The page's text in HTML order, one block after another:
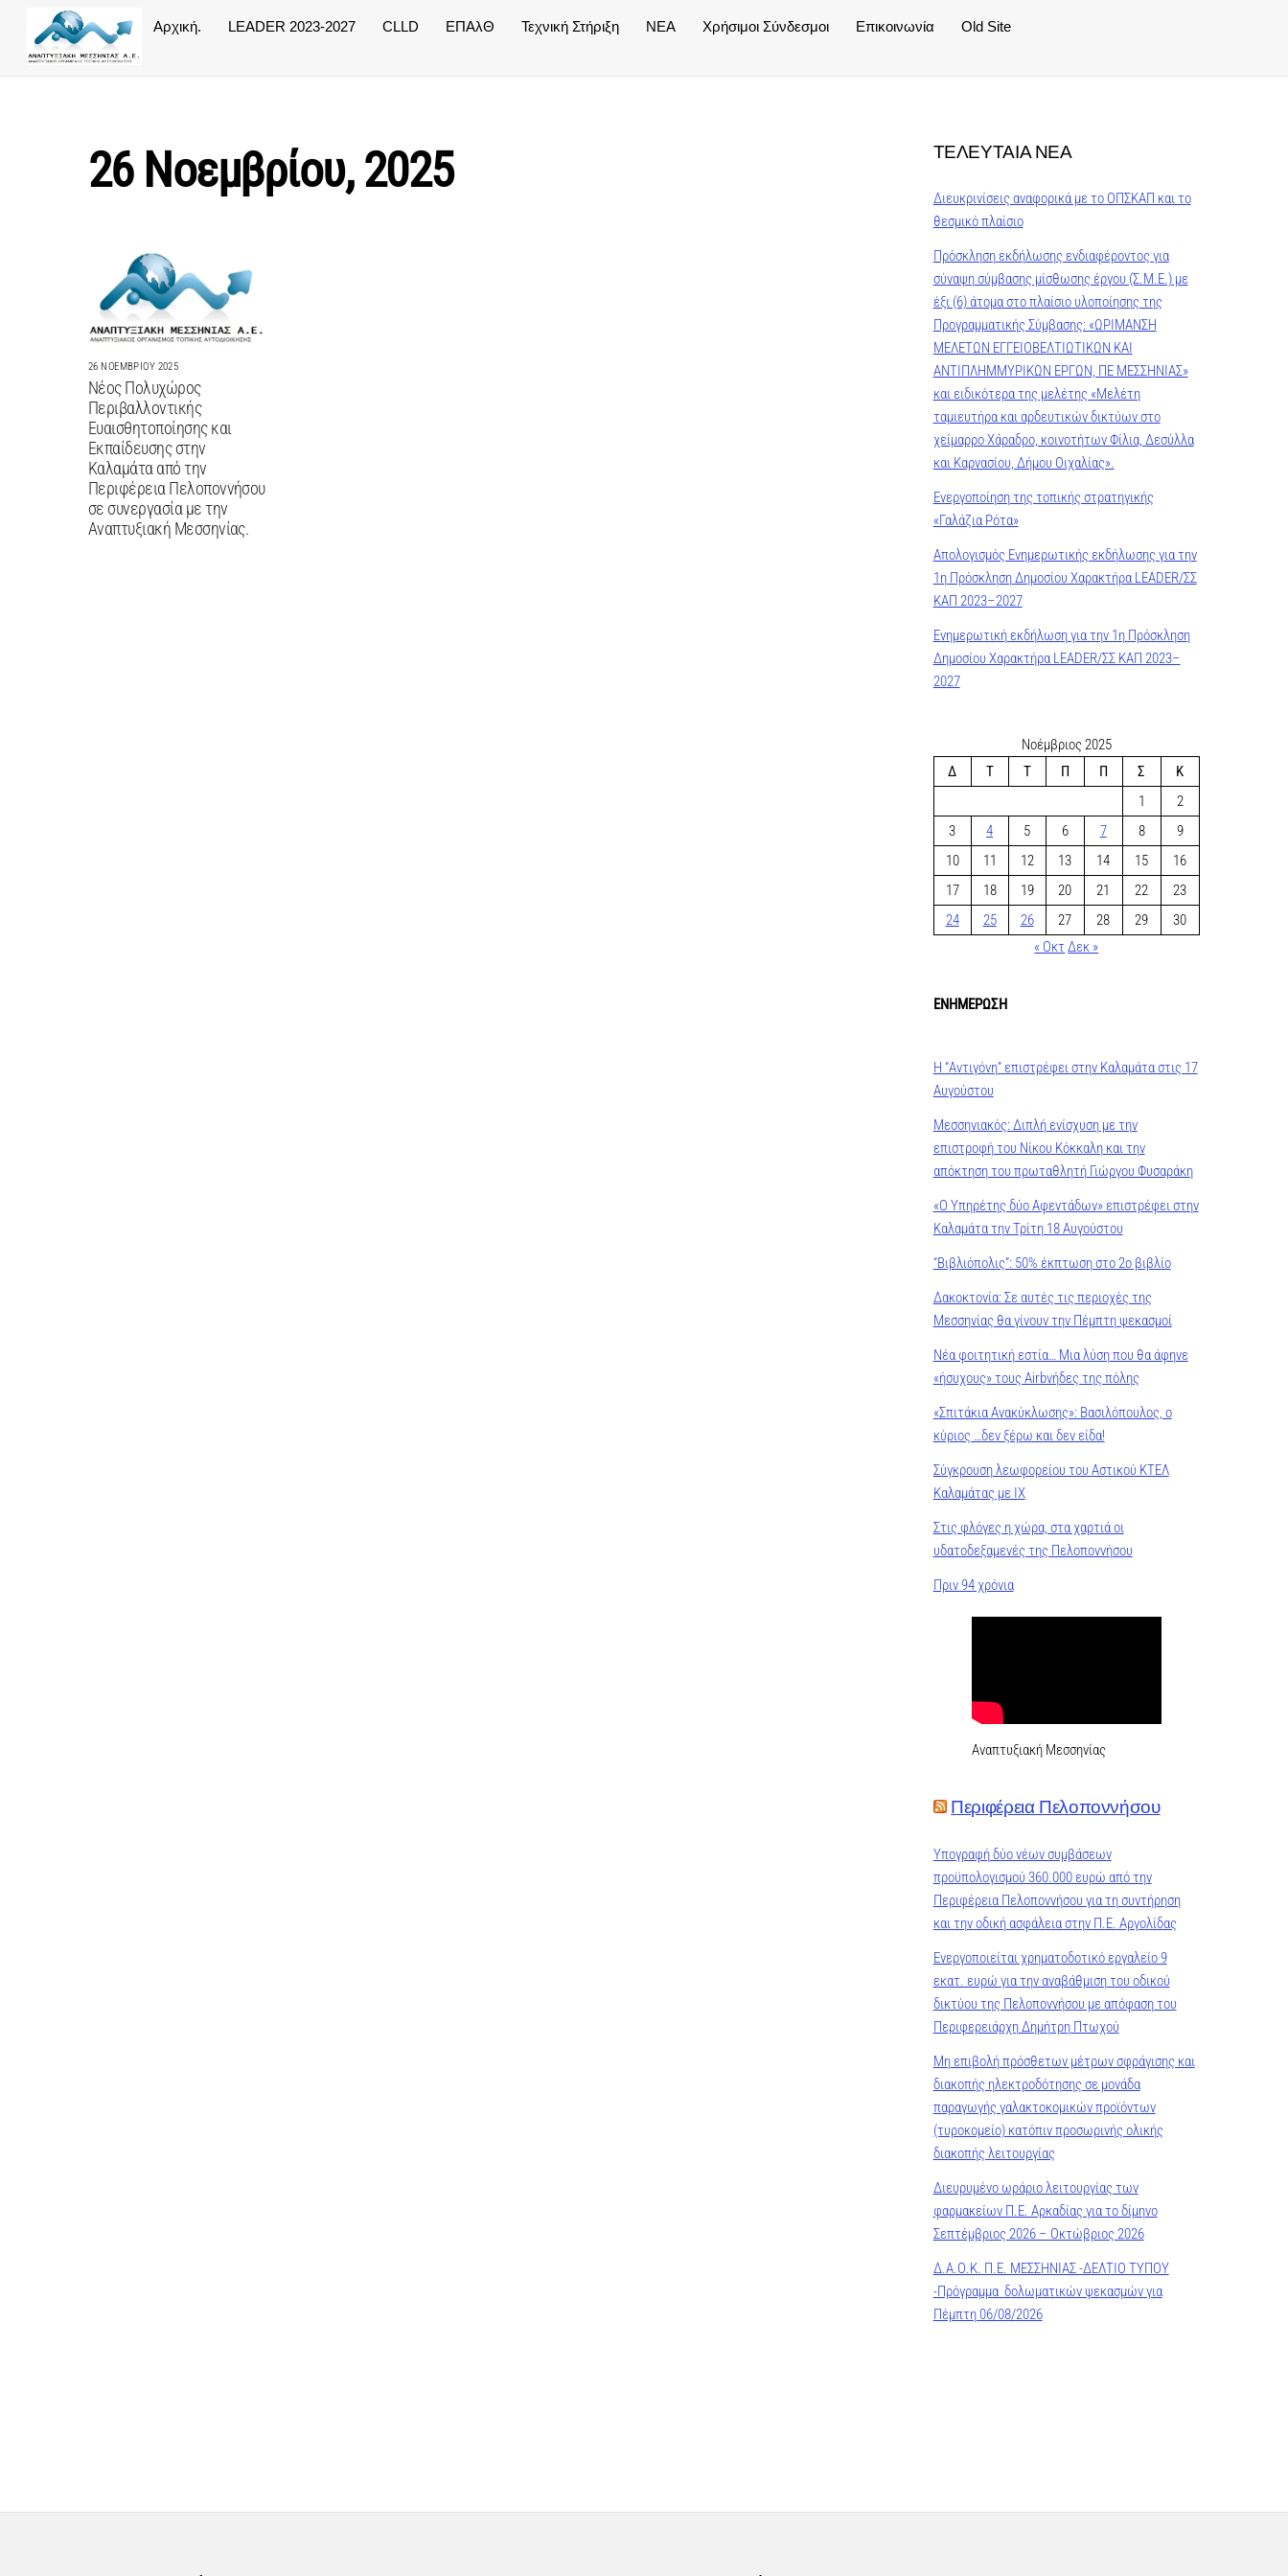
content
Αρχική. LEADER 2023-2027 CLLD ΕΠΑλΘ Τεχνική Στήριξη NEA Χρήσιμοι Σύνδεσμοι Επικοινωνία Old Site
26 Νοεμβρίου, 2025
26 ΝΟΕΜΒΡΊΟΥ 2025
Νέος Πολυχώρος
Περιβαλλοντικής
Ευαισθητοποίησης και
Εκπαίδευσης στην
Καλαμάτα από την
Περιφέρεια Πελοποννήσου
σε συνεργασία με την
Αναπτυξιακή Μεσσηνίας.
ΤΕΛΕΥΤΑΙΑ ΝΕΑ
Διευκρινίσεις αναφορικά με το ΟΠΣΚΑΠ και το
θεσμικό πλαίσιο
Πρόσκληση εκδήλωσης ενδιαφέροντος για
σύναψη σύμβασης μίσθωσης έργου (Σ.Μ.Ε.) με
έξι (6) άτομα στο πλαίσιο υλοποίησης της
Προγραμματικής Σύμβασης: «ΩΡΙΜΑΝΣΗ
ΜΕΛΕΤΩΝ ΕΓΓΕΙΟΒΕΛΤΙΩΤΙΚΩΝ ΚΑΙ
ΑΝΤΙΠΛΗΜΜΥΡΙΚΩΝ ΕΡΓΩΝ, ΠΕ ΜΕΣΣΗΝΙΑΣ»
και ειδικότερα της μελέτης «Μελέτη
ταμιευτήρα και αρδευτικών δικτύων στο
χείμαρρο Χάραδρο, κοινοτήτων Φίλια, Δεσύλλα
και Καρνασίου, Δήμου Οιχαλίας».
Ενεργοποίηση της τοπικής στρατηγικής
«Γαλάζια Ρότα»
Απολογισμός Ενημερωτικής εκδήλωσης για την
1η Πρόσκληση Δημοσίου Χαρακτήρα LEADER/ΣΣ
ΚΑΠ 2023–2027
Ενημερωτική εκδήλωση για την 1η Πρόσκληση
Δημοσίου Χαρακτήρα LEADER/ΣΣ ΚΑΠ 2023–
2027
Νοέμβριος 2025
Δ
Τ Τ Π Π Σ
Κ
1
2
3
4 5 6 7 8
9
10
11 12 13 14 15
16
17
18 19 20 21 22
23
24
25 26 27 28 29
30
« Οκτ Δεκ »
ΕΝΗΜΕΡΩΣΗ
Η “Αντιγόνη” επιστρέφει στην Καλαμάτα στις 17
Αυγούστου
Μεσσηνιακός: Διπλή ενίσχυση με την
επιστροφή του Νίκου Κόκκαλη και την
απόκτηση του πρωταθλητή Γιώργου Φυσαράκη
«Ο Υπηρέτης δύο Αφεντάδων» επιστρέφει στην
Καλαμάτα την Τρίτη 18 Αυγούστου
“Βιβλιόπολις”: 50% έκπτωση στο 2ο βιβλίο
Δακοκτονία: Σε αυτές τις περιοχές της
Μεσσηνίας θα γίνουν την Πέμπτη ψεκασμοί
Νέα φοιτητική εστία… Μια λύση που θα άφηνε
«ήσυχους» τους Airbνήδες της πόλης
«Σπιτάκια Ανακύκλωσης»: Βασιλόπουλος, ο
κύριος …δεν ξέρω και δεν είδα!
Σύγκρουση λεωφορείου του Αστικού ΚΤΕΛ
Καλαμάτας με ΙΧ
Στις φλόγες η χώρα, στα χαρτιά οι
υδατοδεξαμενές της Πελοποννήσου
Πριν 94 χρόνια
Αναπτυξιακή Μεσσηνίας
Περιφέρεια Πελοποννήσου
Υπογραφή δύο νέων συμβάσεων
προϋπολογισμού 360.000 ευρώ από την
Περιφέρεια Πελοποννήσου για τη συντήρηση
και την οδική ασφάλεια στην Π.Ε. Αργολίδας
Ενεργοποιείται χρηματοδοτικό εργαλείο 9
εκατ. ευρώ για την αναβάθμιση του οδικού
δικτύου της Πελοποννήσου με απόφαση του
Περιφερειάρχη Δημήτρη Πτωχού
Μη επιβολή πρόσθετων μέτρων σφράγισης και
διακοπής ηλεκτροδότησης σε μονάδα
παραγωγής γαλακτοκομικών προϊόντων
(τυροκομείο) κατόπιν προσωρινής ολικής
διακοπής λειτουργίας
Διευρυμένο ωράριο λειτουργίας των
φαρμακείων Π.Ε. Αρκαδίας για το δίμηνο
Σεπτέμβριος 2026 – Οκτώβριος 2026
Δ.Α.Ο.Κ. Π.Ε. ΜΕΣΣΗΝΙΑΣ -ΔΕΛΤΙΟ ΤΥΠΟΥ
-Πρόγραμμα δολωματικών ψεκασμών για
Πέμπτη 06/08/2026